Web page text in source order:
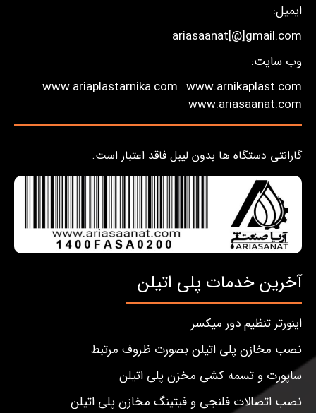
ایمیل:
ariasaanat[@]gmail.com
وب سایت:
www.arnikaplast.com
www.ariaplastarnika.com
www.ariasaanat.com
گارانتی دستگاه ها بدون لیبل فاقد اعتبار است.
آخرین خدمات پلی اتیلن
اینورتر تنظیم دور میکسر
نصب مخازن پلی اتیلن بصورت ظروف مرتبط
ساپورت و تسمه کشی مخزن پلی اتیلن
نصب اتصالات فلنجی و فیتینگ مخازن پلی اتیلن